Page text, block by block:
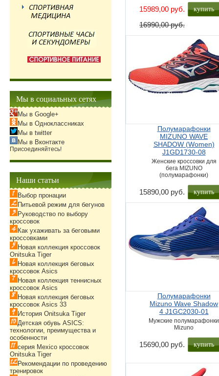
15989,00 руб.
16990,00 руб.
купить
Полумарафонки
MIZUNO WAVE
SHADOW (Women)
J1GD1730-08
Женские кроссовки для
бега MIZUNO
(полумарафонки)
15890,00 руб. купить
Полумарафонки
Mizuno Wave Shadow
4 J1GC2030-01
Мужские полумарафонки
Mizuno
15690,00 руб. купить
Мы в социальных сетях
Мы в Google+
Мы в Одноклассниках
Мы в twitter
Мы в Вконтакте
Присоединяйтесь!
Наши статьи
Выбор пронации
Питьевой режим для бегунов
Руководство по выбору
кроссовок
Как ухаживать за беговыми
кроссовками
Новая коллекция кроссовок
Onitsuka Tiger
Новая коллекция беговых
кроссовок Asics
Новая коллекция теннисных
кроссовок Asics
Новая коллекция беговых
кроссовок Asics 33
История Onitsuka Tiger
Детская обувь ASICS:
технологии, преимущества и
особенности
серия Mexico кроссовок
Onitsuka Tiger
Рекомендации по проведению
тренировок